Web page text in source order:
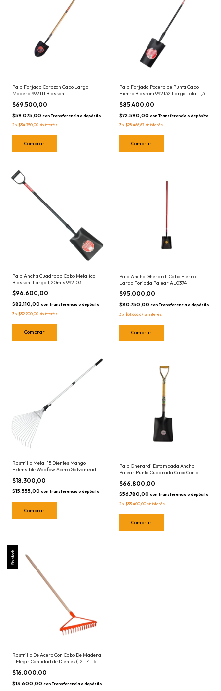
Pala Forjada Corazon Cabo Largo
Madera 992111 Biassoni
$69.500,00
$59.075,00 con Transferencia o depósito
2 x $34.750,00 sin interés
Pala Forjada Pocera de Punta Cabo
Hierro Biassoni 992132 Largo Total 1,30
$85.400,00
$72.590,00 con Transferencia o depósito
3 x $28.466,67 sin interés
Pala Ancha Cuadrada Cabo Metalico
Biassoni Largo 1,20mts 992103
$96.600,00
$82.110,00 con Transferencia o depósito
3 x $32.200,00 sin interés
Pala Ancha Gherardi Cabo Hierro
Largo Forjada Palear AL0374
$95.000,00
$80.750,00 con Transferencia o depósito
3 x $31.666,67 sin interés
Rastrillo Metal 15 Dientes Mango
Extensible Wadfow Acero Galvanizado
WXW9A152 Metalico
$18.300,00
$15.555,00 con Transferencia o depósito
Pala Gherardi Estampada Ancha
Palear Punta Cuadrada Cabo Corto
$66.800,00
$56.780,00 con Transferencia o depósito
2 x $33.400,00 sin interés
Sin stock
Rastrillo De Acero Con Cabo De Madera
- Elegir Cantidad de Dientes (12-14-16 o
18)
$16.000,00
$13.600,00 con Transferencia o depósito